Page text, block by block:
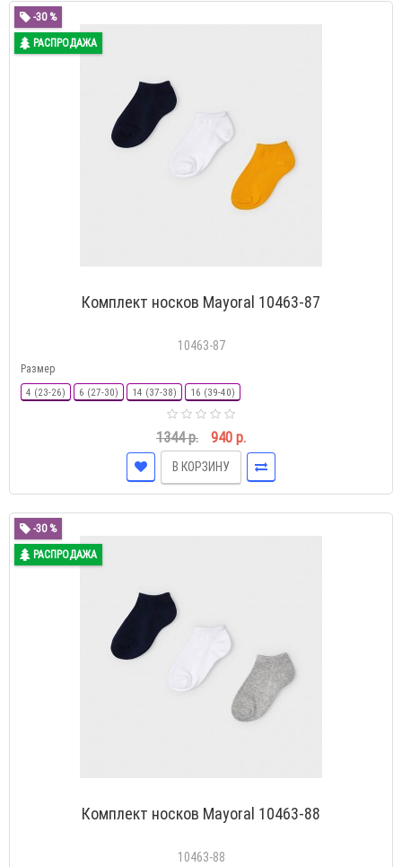
-30 %
РАСПРОДАЖА
Комплект носков Mayoral 10463-87
10463-87
Размер
4 (23-26) 6 (27-30) 14 (37-38) 16 (39-40)
1344 р. 940 р.
В КОРЗИНУ
-30 %
РАСПРОДАЖА
Комплект носков Mayoral 10463-88
10463-88